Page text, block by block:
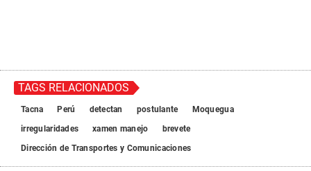
TAGS RELACIONADOS
Tacna Perú detectan postulante
Moquegua
irregularidades
xamen manejo
brevete
Dirección de Transportes y Comunicaciones